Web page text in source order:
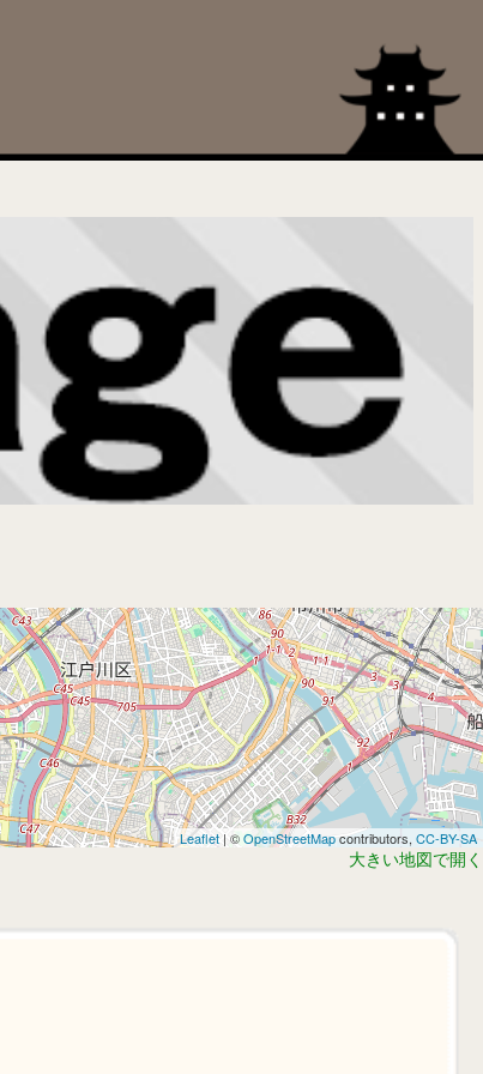
Leaflet | ©OpenStreetMapcontributors, CC-BY-SA
大きい地図で開く